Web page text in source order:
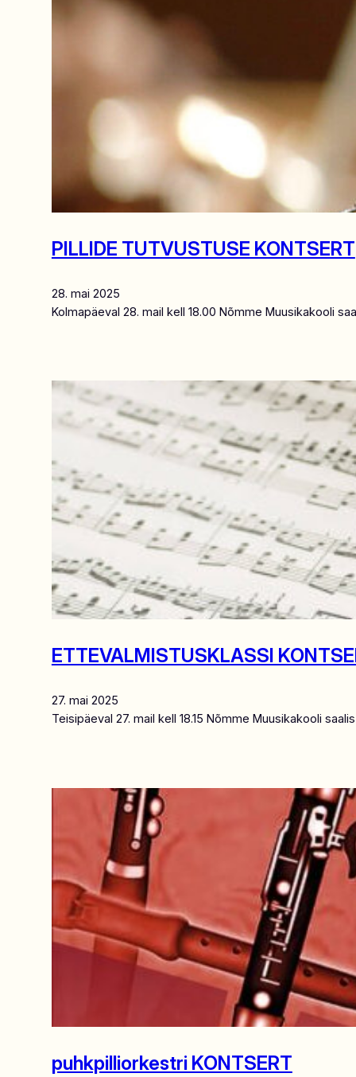
PILLIDE TUTVUSTUSE KONTSERT
28. mai 2025
Kolmapäeval 28. mail kell 18.00 Nõmme Muusikakooli
ETTEVALMISTUSKLASSI
27. mai 2025
Teisipäeval 27. mail kell 18.15 Nõmme Muusikakooli saalis
puhkpilliorkestri KONTSERT